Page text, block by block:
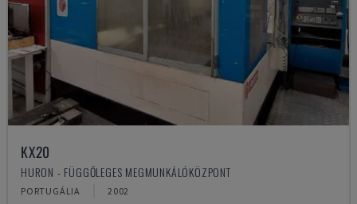
KX20
HURON - FÜGGŐLEGES MEGMUNKÁLÓKÖZPONT
PORTUGÁLIA 2002